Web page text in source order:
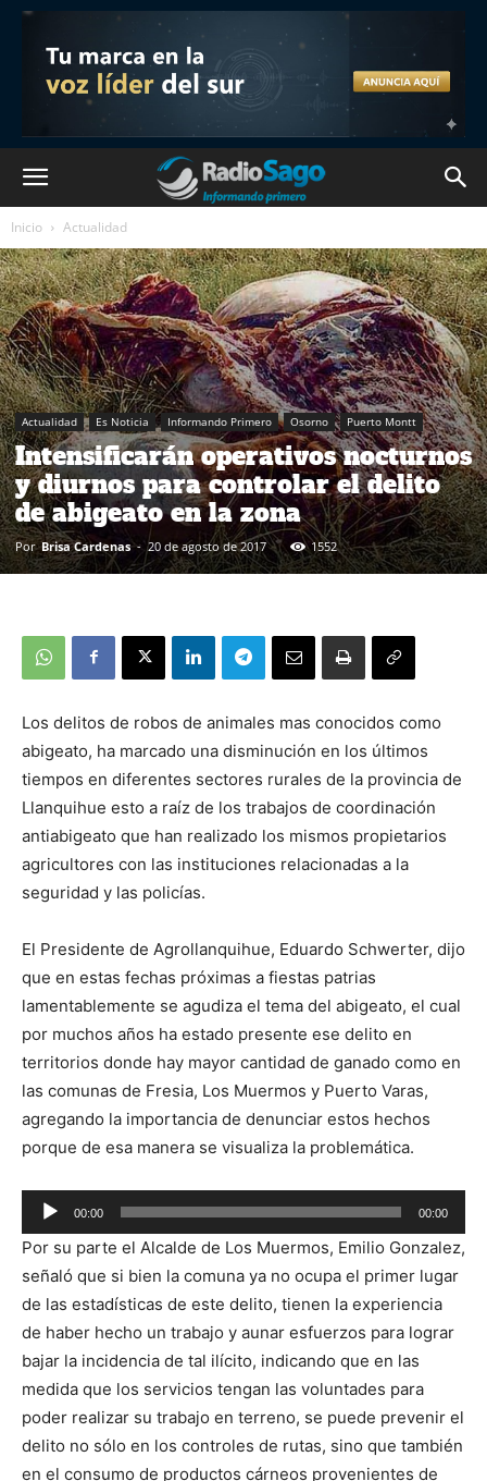
Inicio Actualidad
Actualidad Es Noticia Informando Primero Osorno Puerto Montt
Intensificarán operativos nocturnos
y diurnos para controlar el delito
de abigeato en la zona
Por Brisa Cardenas - 20 de agosto de 2017 1552
Los delitos de robos de animales mas conocidos como
abigeato, ha marcado una disminución en los últimos
tiempos en diferentes sectores rurales de la provincia de
Llanquihue esto a raíz de los trabajos de coordinación
antiabigeato que han realizado los mismos propietarios
agricultores con las instituciones relacionadas a la
seguridad y las policías.
El Presidente de Agrollanquihue, Eduardo Schwerter, dijo
que en estas fechas próximas a fiestas patrias
lamentablemente se agudiza el tema del abigeato, el cual
por muchos años ha estado presente ese delito en
territorios donde hay mayor cantidad de ganado como en
las comunas de Fresia, Los Muermos y Puerto Varas,
agregando la importancia de denunciar estos hechos
porque de esa manera se visualiza la problemática.
Reproductor
de
audio
00:00 00:00
Por su parte el Alcalde de Los Muermos, Emilio Gonzalez,
señaló que si bien la comuna ya no ocupa el primer lugar
de las estadísticas de este delito, tienen la experiencia
de haber hecho un trabajo y aunar esfuerzos para lograr
bajar la incidencia de tal ilícito, indicando que en las
medida que los servicios tengan las voluntades para
poder realizar su trabajo en terreno, se puede prevenir el
delito no sólo en los controles de rutas, sino que también
en el consumo de productos cárneos provenientes de